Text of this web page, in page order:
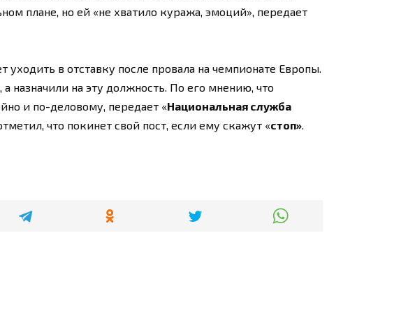
плане, но ей «не хватило куража, эмоций», передает
уходить в отставку после провала на чемпионате Европы.
назначили на эту должность. По его мнению, что
и по-деловому, передает «Национальная служба
что покинет свой пост, если ему скажут «стоп»